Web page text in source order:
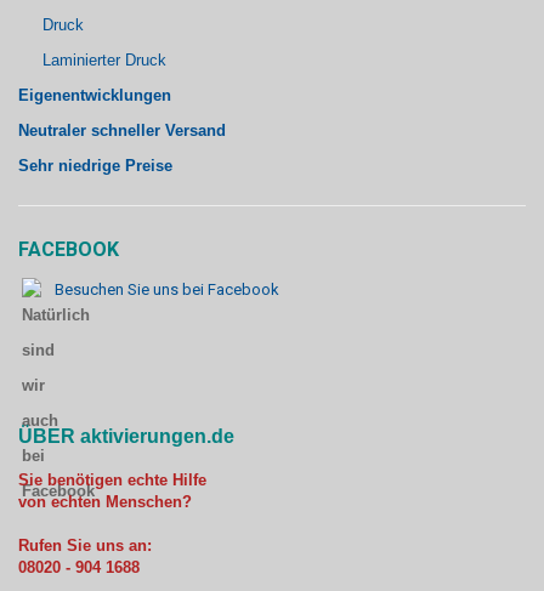
Druck
Laminierter Druck
Eigenentwicklungen
Neutraler schneller Versand
Sehr niedrige Preise
FACEBOOK
Besuchen Sie uns bei Facebook
ÜBER aktivierungen.de
Sie benötigen echte Hilfe
von echten Menschen?
Rufen Sie uns an:
08020 - 904 1688